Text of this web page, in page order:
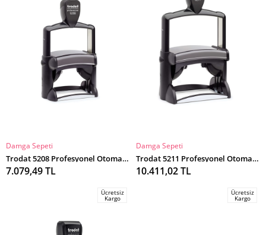
SEPETE EKLE
Damga Sepeti
Trodat 5208 Profesyonel Otomatik Kaşe
7.079,49 TL
SEPETE EKLE
Damga Sepeti
Trodat 5211 Profesyonel Otomatik Kaşe
10.411,02 TL
Ücretsiz
Kargo
Ücretsiz
Kargo